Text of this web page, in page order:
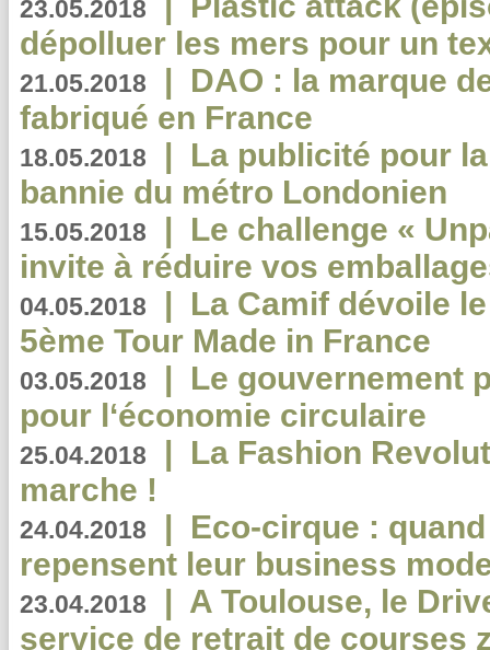
23.05.2018
dépolluer les mers pour un
21.05.2018 | DAO : la marque
fabriqué en France
18.05.2018 | La publicité pour
bannie du métro Londonien
15.05.2018 | Le challenge «
invite à réduire vos
04.05.2018 | La Camif dévoile
5ème Tour Made in France
03.05.2018 | Le gouvernement
pour l‘économie circulaire
25.04.2018 | La Fashion
marche !
24.04.2018 | Eco-cirque :
repensent leur business
23.04.2018 | A Toulouse, le
service de retrait de courses